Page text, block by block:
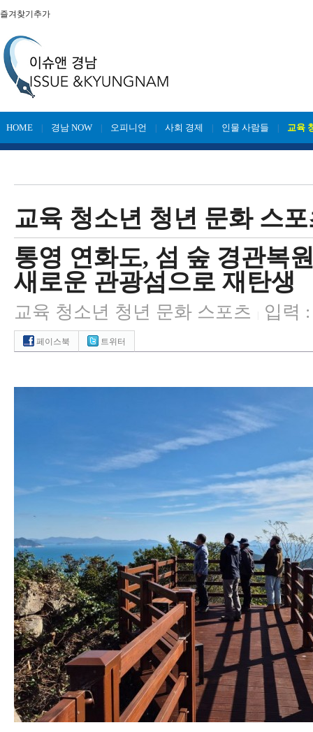
즐겨찾기추가
HOME 경남 NOW 오피니언 사회 경제 인물 사람들 교육
교육 청소년 청년 문화 스
통영 연화도, 섬 숲 경관복
새로운 관광섬으로 재탄생
교육 청소년 청년 문화 스포츠 입력
페이스북 트위터